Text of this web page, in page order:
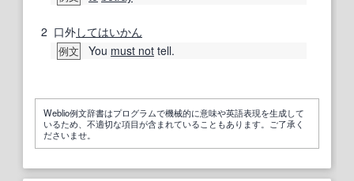
2 口外してはいかん
例文 You must not tell.
Weblio例文辞書はプログラムで機械的に意味や英語表現を生成して
いるため、不適切な項目が含まれていることもあります。ご了承く
ださいませ。